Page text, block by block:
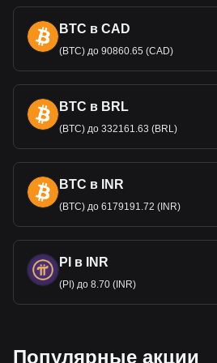
Что такое Квид
"Квид" - это жаргонное слово,
Соединенном Королевстве для
наиболее распространенная
происходит от латинского
его с Королевским монетным
Уилтшир. Со временем "квид" стал
используется так же
долларов в Соединенных Штатах.
этот термин остается в
от суммы, поэтому вместо
"двадцать квид".
BTC в CAD
(BTC) до 90860.65 (CAD)
BTC в BRL
(BTC) до 332161.63 (BRL)
BTC в INR
(BTC) до 6179191.72 (INR)
PI в INR
(PI) до 8.70 (INR)
Популярные акции